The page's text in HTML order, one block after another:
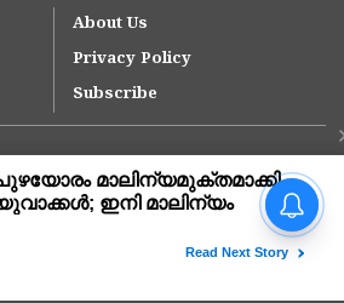
About Us
Privacy Policy
Subscribe
2007-
വലിയപറമ്പിലെ
കടൽക്ഷോഭം;
ബാഗുകൾ സ്ഥാപിക്കാൻ